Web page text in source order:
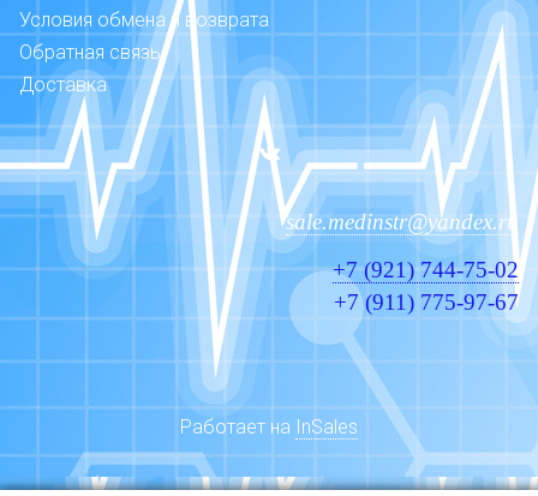
Условия обмена и возврата
Обратная связь
Доставка
sale.medinstr@yandex.ru
+7 (921) 744-75-02
+7 (911) 775-97-67
Работает на InSales